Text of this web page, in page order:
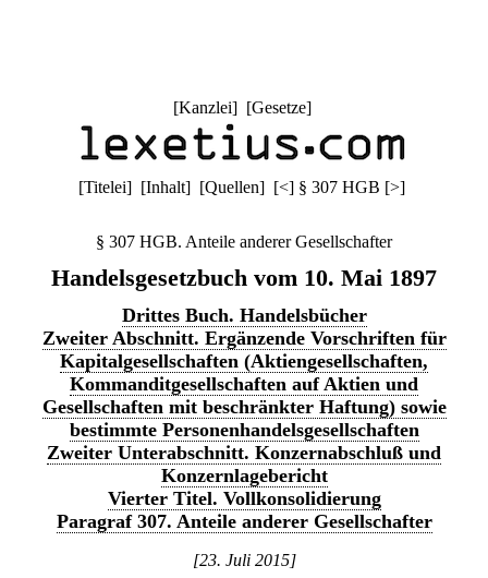
[Kanzlei] [Gesetze]
[Titelei] [Inhalt] [Quellen] [<] § 307 HGB [>]
§ 307 HGB. Anteile anderer Gesellschafter
Handelsgesetzbuch vom 10. Mai 1897
Drittes Buch. Handelsbücher
Zweiter Abschnitt. Ergänzende Vorschriften für
Kapitalgesellschaften (Aktiengesellschaften,
Kommanditgesellschaften auf Aktien und
Gesellschaften mit beschränkter Haftung) sowie
bestimmte Personenhandelsgesellschaften
Zweiter Unterabschnitt. Konzernabschluß und
Konzernlagebericht
Vierter Titel. Vollkonsolidierung
Paragraf 307. Anteile anderer Gesellschafter
[23. Juli 2015]